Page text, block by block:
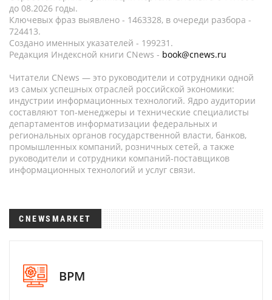
до 08.2026 годы.
Ключевых фраз выявлено - 1463328, в очереди разбора -
724413.
Создано именных указателей - 199231.
Редакция Индексной книги CNews - book@cnews.ru
Читатели CNews — это руководители и сотрудники одной
из самых успешных отраслей российской экономики:
индустрии информационных технологий. Ядро аудитории
составляют топ-менеджеры и технические специалисты
департаментов информатизации федеральных и
региональных органов государственной власти, банков,
промышленных компаний, розничных сетей, а также
руководители и сотрудники компаний-поставщиков
информационных технологий и услуг связи.
CNEWSMARKET
BPM